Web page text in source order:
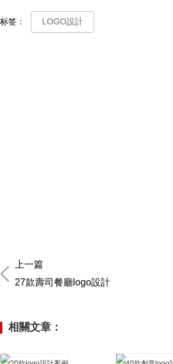
标签： LOGO設計
上一篇
27款壽司餐廳logo設計
相關文章：